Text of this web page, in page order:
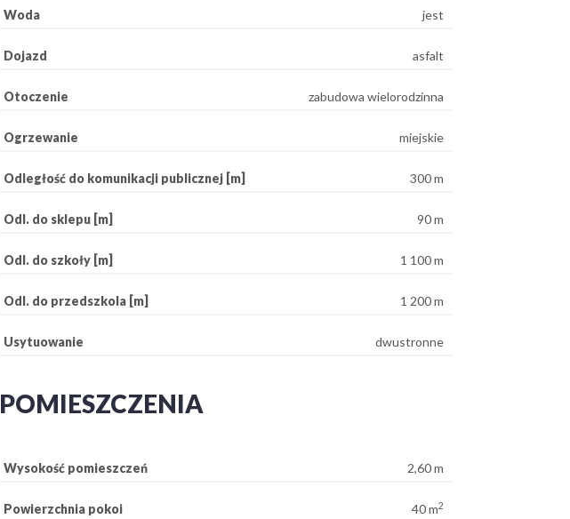
Woda jest
Dojazd asfalt
Otoczenie zabudowa wielorodzinna
Ogrzewanie miejskie
Odległość do komunikacji publicznej [m] 300 m
Odl. do sklepu [m] 90 m
Odl. do szkoły [m] 1 100 m
Odl. do przedszkola [m] 1 200 m
Usytuowanie dwustronne
POMIESZCZENIA
Wysokość pomieszczeń 2,60 m
Powierzchnia pokoi 40 m2